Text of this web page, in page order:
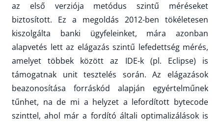
az első verziója metódus szintű méréseket
biztosított. Ez a megoldás 2012-ben tökéletesen
kiszolgálta banki ügyfeleinket, mára azonban
alapvetés lett az elágazás szintű lefedettség mérés,
amelyet többek között az IDE-k (pl. Eclipse) is
támogatnak unit tesztelés során. Az elágazások
beazonosítása forráskód alapján egyértelműnek
tűnhet, na de mi a helyzet a lefordított bytecode
szinttel, ahol már a fordító általi optimalizálások is